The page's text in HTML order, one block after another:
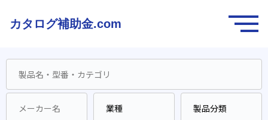
カタログ補助金.com